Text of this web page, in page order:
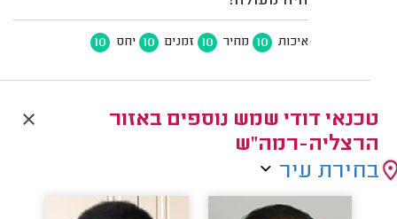
איכות 10 מחיר 10 זמנים 10 יחס 10
טכנאי דודי שמש נוספים באזור
הרצליה-רמה"ש
בחירת עיר